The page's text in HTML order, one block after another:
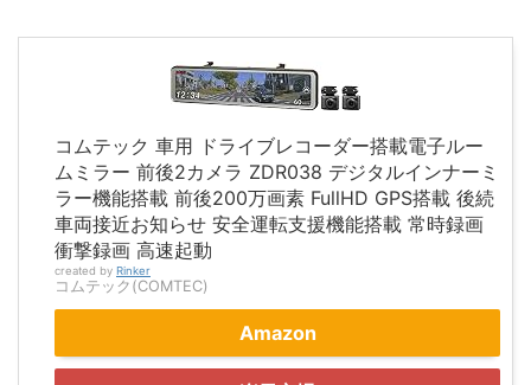
コムテック 車用 ドライブレコーダー搭載電子ルー
ムミラー 前後2カメラ ZDR038 デジタルインナーミ
ラー機能搭載 前後200万画素 FullHD GPS搭載 後続
車両接近お知らせ 安全運転支援機能搭載 常時録画
衝撃録画 高速起動
created by Rinker
コムテック(COMTEC)
Amazon